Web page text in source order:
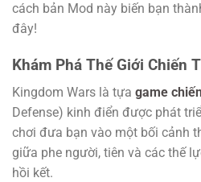
cách bản Mod này biến bạn
đây!
Khám Phá Thế Giới Chiến
Kingdom Wars là tựa game
Defense) kinh điển được phát
chơi đưa bạn vào một bối cảnh
giữa phe người, tiên và các thế
hồi kết.